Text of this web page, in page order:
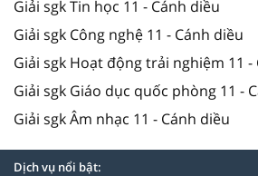
Giải sgk Tin học 11 - Cánh diều
Giải sgk Công nghệ 11 - Cánh diều
Giải sgk Hoạt động trải nghiệm 11 -
Giải sgk Giáo dục quốc phòng 11 -
Giải sgk Âm nhạc 11 - Cánh diều
Dịch vụ nổi bật: